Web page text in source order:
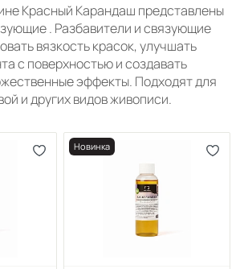
Красный Карандаш представлены
. Разбавители и связующие
вязкость красок, улучшать
с поверхностью и создавать
эффекты. Подходят для
и других видов живописи.
Новинка